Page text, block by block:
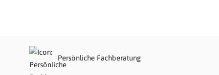
Persönliche Fachberatung